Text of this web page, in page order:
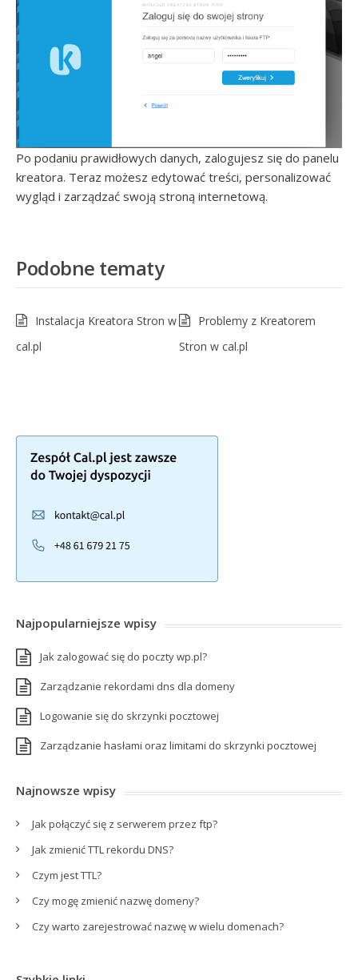
Po podaniu prawidłowych danych, zalogujesz się do panelu
kreatora. Teraz możesz edytować treści, personalizować
wygląd i zarządzać swoją stroną internetową.
Podobne tematy
Instalacja Kreatora Stron w
cal.pl
Problemy z Kreatorem
Stron w cal.pl
Najpopularniejsze wpisy
Jak zalogować się do poczty wp.pl?
Zarządzanie rekordami dns dla domeny
Logowanie się do skrzynki pocztowej
Zarządzanie hasłami oraz limitami do skrzynki pocztowej
Najnowsze wpisy
Jak połączyć się z serwerem przez ftp?
Jak zmienić TTL rekordu DNS?
Czym jest TTL?
Czy mogę zmienić nazwę domeny?
Czy warto zarejestrować nazwę w wielu domenach?